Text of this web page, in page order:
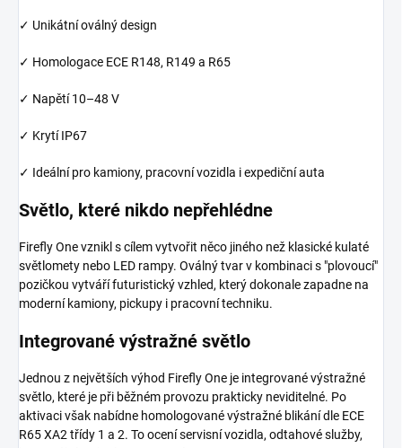
✓ Unikátní oválný design
✓ Homologace ECE R148, R149 a R65
✓ Napětí 10–48 V
✓ Krytí IP67
✓ Ideální pro kamiony, pracovní vozidla i expediční auta
Světlo, které nikdo nepřehlédne
Firefly One vznikl s cílem vytvořit něco jiného než klasické kulaté
světlomety nebo LED rampy. Oválný tvar v kombinaci s "plovoucí"
pozičkou vytváří futuristický vzhled, který dokonale zapadne na
moderní kamiony, pickupy i pracovní techniku.
Integrované výstražné světlo
Jednou z největších výhod Firefly One je integrované výstražné
světlo, které je při běžném provozu prakticky neviditelné. Po
aktivaci však nabídne homologované výstražné blikání dle ECE
R65 XA2 třídy 1 a 2. To ocení servisní vozidla, odtahové služby,